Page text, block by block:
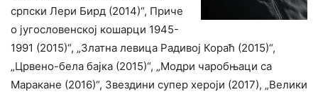
српски Лери Бирд (2014)“, Приче
о југословенској кошарци 1945-
1991 (2015)“, „Златна левица Радивој Кораћ (2015)“,
„Црвено-бела бајка (2015)“, „Модри чаробњаци са
Маракане (2016)“, Звездини супер хероји (2017), „Велики